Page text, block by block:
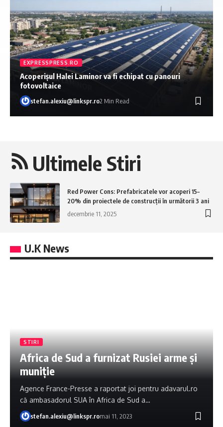
EXPRESSPRESS.RO
Acoperișul Halei Laminor va fi echipat cu panouri
fotovoltaice
stefan.alexiu@linkspr.ro2 Min Read
Ultimele Stiri
Red Power Cons: Prefabricatele vor acoperi 15–
20% din proiectele de construcții în următorii 3 ani
decembrie 11, 2025
U.K News
STIRI
Africa de Sud a furnizat Rusiei arme și
muniție
Agence France-Presse a raportat joi pentru adavarul.ro
că ambasadorul SUA în Africa de Sud a…
stefan.alexiu@linkspr.romai 11, 2023